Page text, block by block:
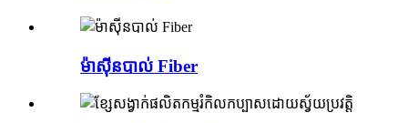
ម៉ាស៊ីនបាល់ Fiber